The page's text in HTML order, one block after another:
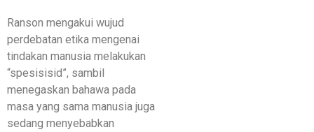
Ranson mengakui wujud
perdebatan etika mengenai
tindakan manusia melakukan
“spesisisid”, sambil
menegaskan bahawa pada
masa yang sama manusia juga
sedang menyebabkan